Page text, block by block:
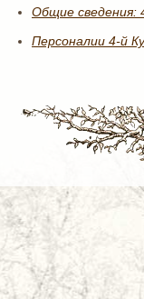
Общие сведения:
Персоналии 4-й